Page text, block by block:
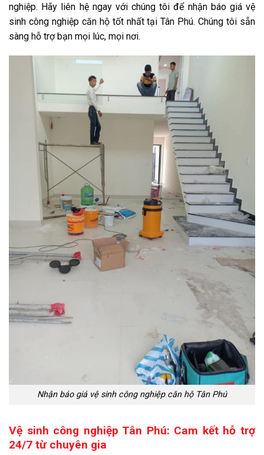
nghiệp. Hãy liên hệ ngay với chúng tôi để nhận báo giá vệ
sinh công nghiệp căn hộ tốt nhất tại Tân Phú. Chúng tôi sẵn
sàng hỗ trợ bạn mọi lúc, mọi nơi.
Nhận báo giá vệ sinh công nghiệp căn hộ Tân Phú
Vệ sinh công nghiệp Tân Phú: Cam kết hỗ trợ
24/7 từ chuyên gia